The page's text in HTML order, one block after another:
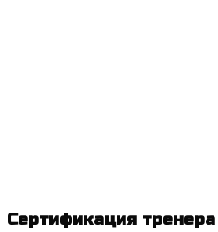
Сертификация